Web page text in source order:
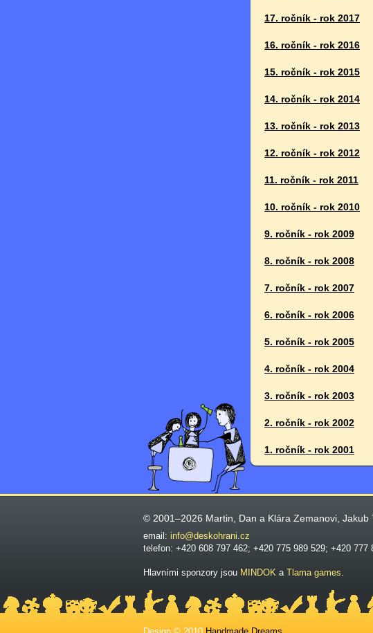
17. ročník - rok 2017
16. ročník - rok 2016
15. ročník - rok 2015
14. ročník - rok 2014
13. ročník - rok 2013
12. ročník - rok 2012
11. ročník - rok 2011
10. ročník - rok 2010
9. ročník - rok 2009
8. ročník - rok 2008
7. ročník - rok 2007
6. ročník - rok 2006
5. ročník - rok 2005
4. ročník - rok 2004
3. ročník - rok 2003
2. ročník - rok 2002
1. ročník - rok 2001
© 2001–2026 Martin, Dan a Klára Zemanovi, Jakub
email: info@deskohrani.cz
telefon: +420 608 797 462; +420 775 989 529; +420 777
Hlavními sponzory jsou MINDOK a Tlama games.